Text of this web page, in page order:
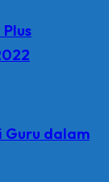
Guru dalam